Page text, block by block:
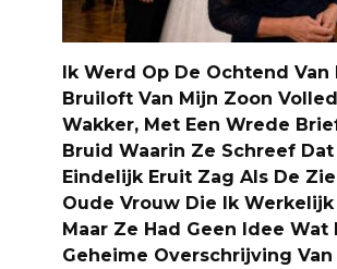
Ik Werd Op De Ochtend Van
Bruiloft Van Mijn Zoon
Wakker, Met Een Wrede
Bruid Waarin Ze Schreef Dat
Eindelijk Eruit Zag Als De
Oude Vrouw Die Ik
Maar Ze Had Geen Idee Wat
Geheime Overschrijving Van